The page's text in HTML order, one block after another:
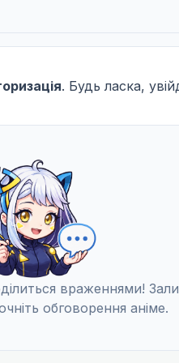
. Будь ласка,
враженнями!
обговорення аніме.